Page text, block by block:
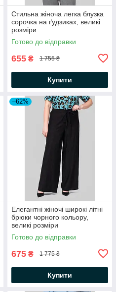
Стильна жіноча легка блузка
сорочка на ґудзиках, великі
розміри
Готово до відправки
655 ₴ 1 755 ₴
Купити
–62%
Елегантні жіночі широкі літні
брюки чорного кольору,
великі розміри
Готово до відправки
675 ₴ 1 775 ₴
Купити